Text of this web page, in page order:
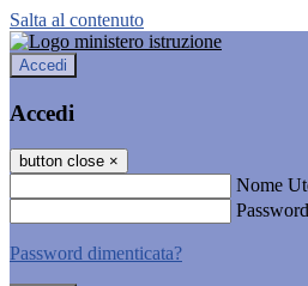
Salta al contenuto
Accedi
Accedi
button close ×
Nome
Password
Password dimenticata?